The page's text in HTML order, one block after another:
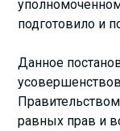
подготовило и
Данное
равных прав и